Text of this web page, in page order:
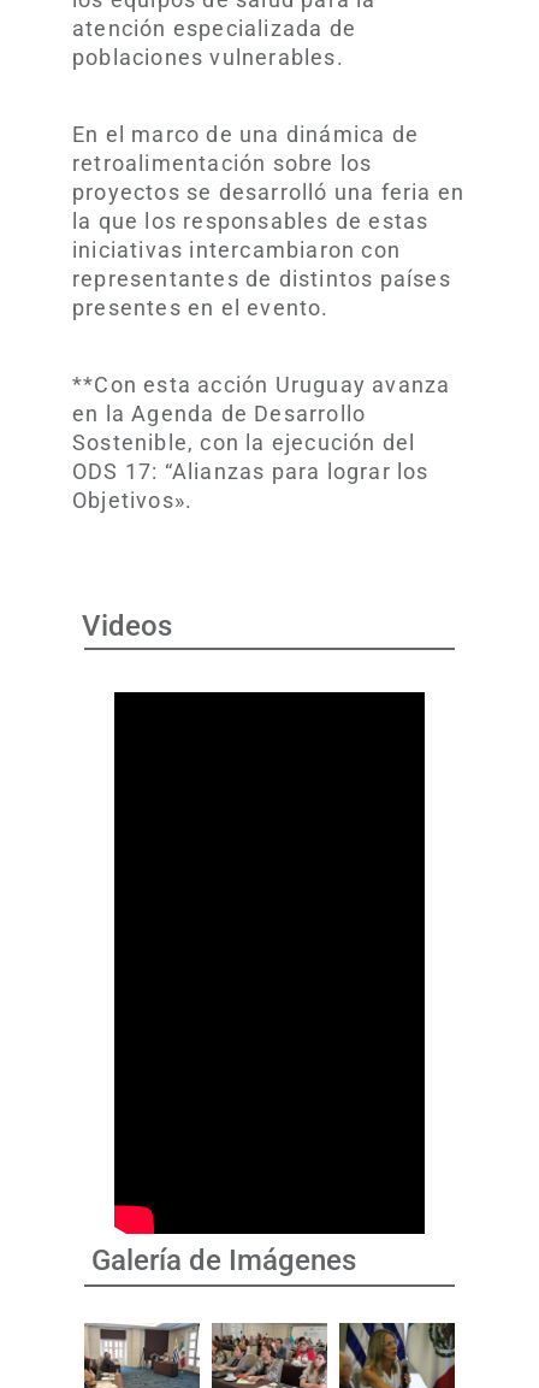
atención especializada de
poblaciones vulnerables.
En el marco de una dinámica de
retroalimentación sobre los
proyectos se desarrolló una feria en
la que los responsables de estas
iniciativas intercambiaron con
representantes de distintos países
presentes en el evento.
**Con esta acción Uruguay avanza
en la Agenda de Desarrollo
Sostenible, con la ejecución del
ODS 17: “Alianzas para lograr los
Objetivos».
Videos
Galería de Imágenes